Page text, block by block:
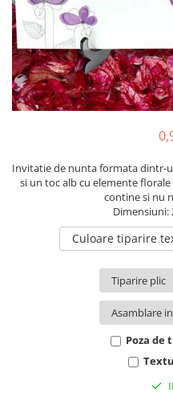
Pachete marturii
Pungi si cutii prajituri
Sticle si borcane
Cutii flori de hartie
Cutii flori de sapun
Cutii flori mixte
Cutii LUX
Aranjamente tematice
2020 Craciun si Anul Nou
2021 Crăciun
2023 Crăciun
Toamna și Halloween
Buchete extravagante
Invitatie de nunta formata dintr-
si un toc alb cu elemente
contine si nu
Dimensiuni:
Culoare tiparire
Poza de